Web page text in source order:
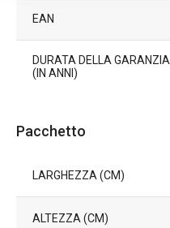
EAN
DURATA DELLA GARANZIA
(IN ANNI)
Pacchetto
LARGHEZZA (CM)
ALTEZZA (CM)